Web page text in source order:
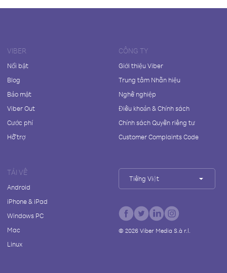
VIBER
Nổi bật
Blog
Bảo mật
Viber Out
Cước phí
Hỗ trợ
CÔNG TY
Giới thiệu Viber
Trung tâm Nhãn hiệu
Nghề nghiệp
Điều khoản & Chính sách
Chính sách Quyền riêng tư
Customer Complaints Code
TẢI VỀ
Android
iPhone & iPad
Windows PC
Mac
Linux
Tiếng Việt
© 2026Viber Media S.à r.l.